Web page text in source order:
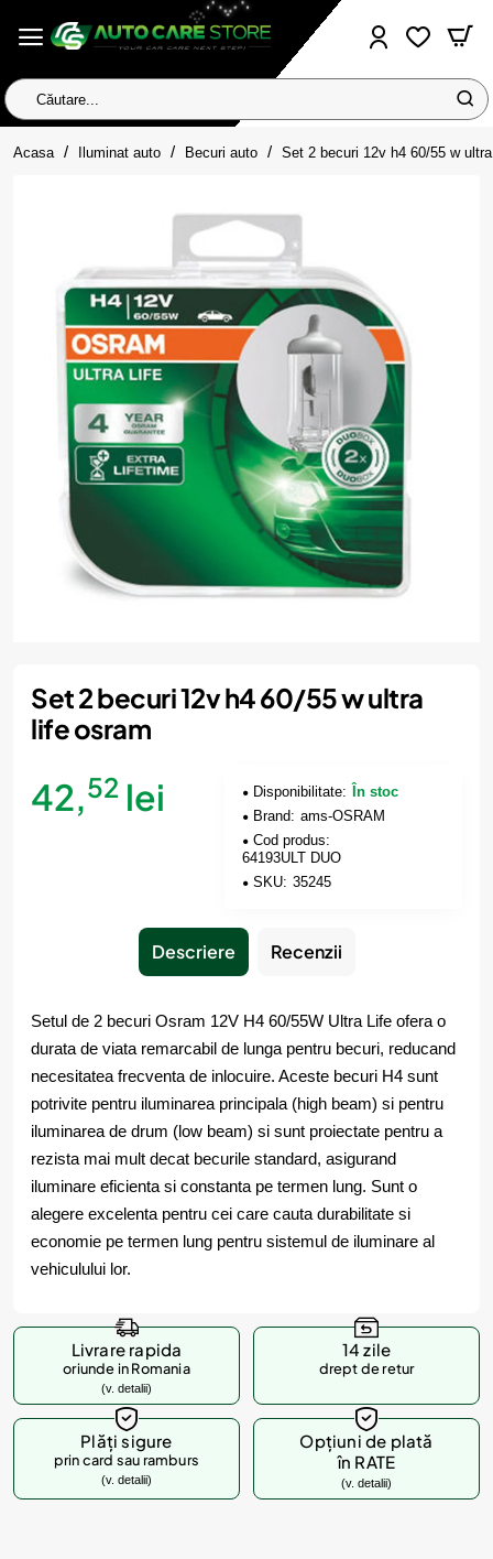
Căutare...
Acasa homeIluminat auto Becuri auto Set 2 becuri 12v h4 60/55 w
Set 2 becuri 12v h4 60/55 w ultra
life osram
42,52 lei Disponibilitate:
În stoc
Brand: ams-OSRAM
Cod produs:
64193ULT DUO
SKU: 35245
Descriere Recenzii
Setul de 2 becuri Osram 12V H4 60/55W Ultra Life ofera o
durata de viata remarcabil de lunga pentru becuri, reducand
necesitatea frecventa de inlocuire. Aceste becuri H4 sunt
potrivite pentru iluminarea principala (high beam) si pentru
iluminarea de drum (low beam) si sunt proiectate pentru a
rezista mai mult decat becurile standard, asigurand
iluminare eficienta si constanta pe termen lung. Sunt o
alegere excelenta pentru cei care cauta durabilitate si
economie pe termen lung pentru sistemul de iluminare al
vehiculului lor.
Livrare rapida
oriunde in Romania
(v. detalii)
14 zile
drept de retur
Plăți sigure
prin card sau ramburs
(v. detalii)
Opțiuni de plată
în RATE
(v. detalii)